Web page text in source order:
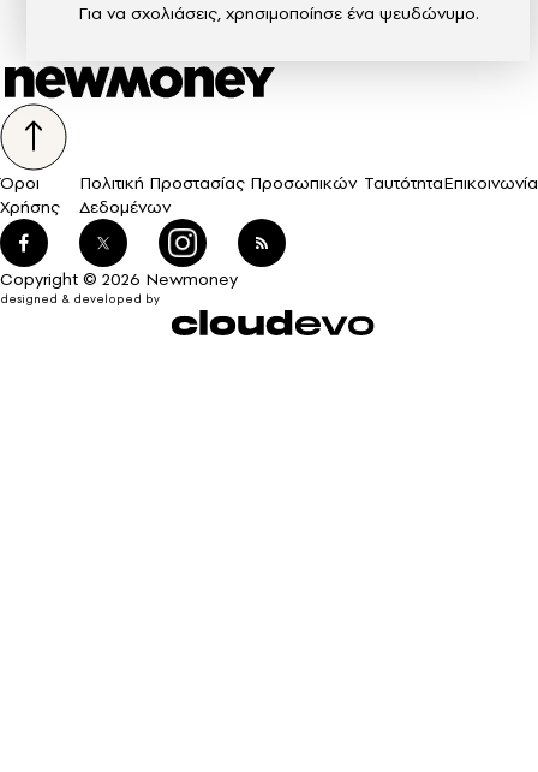
Για να σχολιάσεις, χρησιμοποίησε ένα ψευδώνυμο.
Όροι
Χρήσης
Πολιτική Προστασίας Προσωπικών
Δεδομένων
ΤαυτότηταΕπικοινωνία
Copyright © 2026 Newmoney
designed & developed by